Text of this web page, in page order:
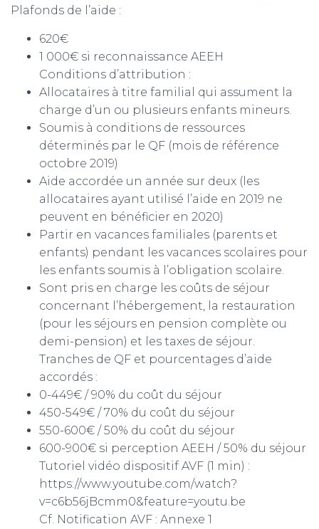
Plafonds de l’aide :
620€
1 000€ si reconnaissance AEEH
Conditions d’attribution :
Allocataires à titre familial qui assument la
charge d’un ou plusieurs enfants mineurs.
Soumis à conditions de ressources
déterminés par le QF (mois de référence
octobre 2019)
Aide accordée un année sur deux (les
allocataires ayant utilisé l’aide en 2019 ne
peuvent en bénéficier en 2020)
Partir en vacances familiales (parents et
enfants) pendant les vacances scolaires pour
les enfants soumis à l’obligation scolaire.
Sont pris en charge les coûts de séjour
concernant l’hébergement, la restauration
(pour les séjours en pension complète ou
demi-pension) et les taxes de séjour.
Tranches de QF et pourcentages d’aide
accordés :
0-449€ / 90% du coût du séjour
450-549€ / 70% du coût du séjour
550-600€ / 50% du coût du séjour
600-900€ si perception AEEH / 50% du séjour
Tutoriel vidéo dispositif AVF (1 min) :
https://www.youtube.com/watch?
v=c6b56jBcmm0&feature=youtu.be
Cf. Notification AVF : Annexe 1